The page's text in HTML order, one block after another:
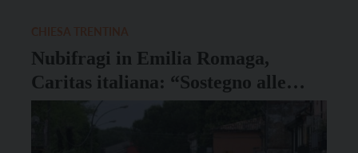
Nubifragi in Emilia Romaga,
Caritas italiana: “Sostegno alle
popolazioni colpite”